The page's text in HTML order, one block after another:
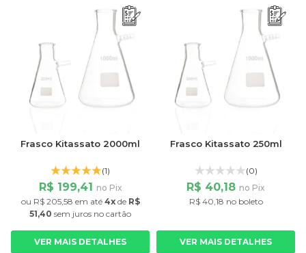
Frasco Kitassato 2000ml
(1)
R$ 199,41 no Pix
ou R$ 205,58 em até 4xde R$
51,40 sem juros no cartão
VER MAIS DETALHES
Frasco Kitassato 250ml
(0)
R$ 40,18 no Pix
R$ 40,18 no boleto
VER MAIS DETALHES